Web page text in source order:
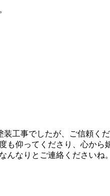
装工事でしたが、ご信頼く
仰ってくださり、心から
んなりとご連絡くださいね